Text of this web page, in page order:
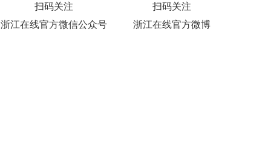
扫码关注
浙江在线官方微信公众号
扫码关注
浙江在线官方微博